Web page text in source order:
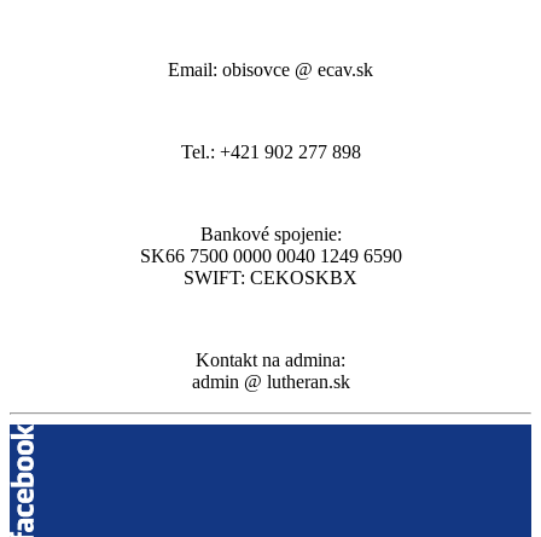
Email: obisovce @ ecav.sk
Tel.: +421 902 277 898
Bankové spojenie:
SK66 7500 0000 0040 1249 6590
SWIFT: CEKOSKBX
Kontakt na admina:
admin @ lutheran.sk